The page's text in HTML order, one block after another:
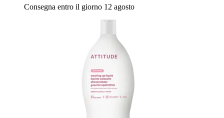
Consegna entro il giorno 12 agosto